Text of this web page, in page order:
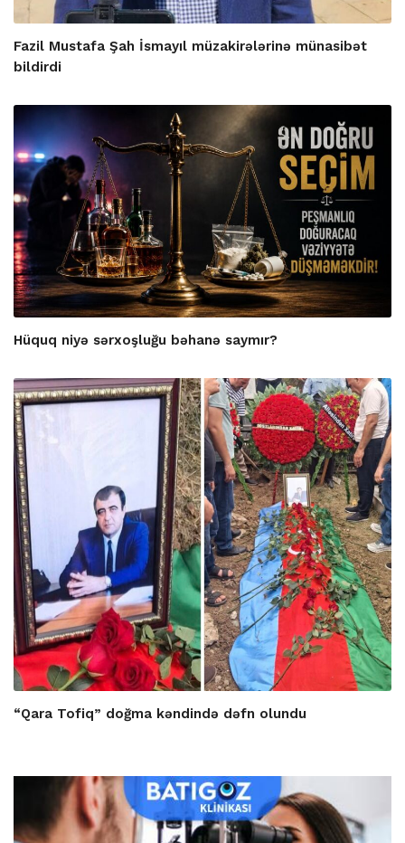
Fazil Mustafa Şah İsmayıl müzakirələrinə münasibət
bildirdi
Hüquq niyə sərxoşluğu bəhanə saymır?
“Qara Tofiq” doğma kəndində dəfn olundu